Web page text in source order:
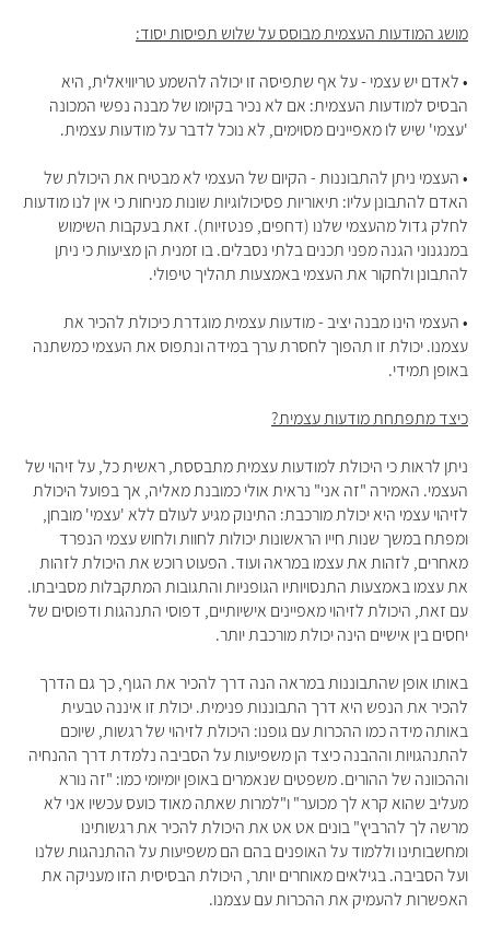
מושג המודעות העצמית מבוסס על שלוש תפיסות יסוד:
• לאדם יש עצמי - על אף שתפיסה זו יכולה להשמע טריוויאלית, היא
הבסיס למודעות העצמית: אם לא נכיר בקיומו של מבנה נפשי המכונה
'עצמי' שיש לו מאפיינים מסוימים, לא נוכל לדבר על מודעות עצמית.
• העצמי ניתן להתבוננות - הקיום של העצמי לא מבטיח את היכולת של
האדם להתבונן עליו: תיאוריות פסיכולוגיות שונות מניחות כי אין לנו מודעות
לחלק גדול מהעצמי שלנו (דחפים, פנטזיות). זאת בעקבות השימוש
במנגנוני הגנה מפני תכנים בלתי נסבלים. בו זמנית הן מציעות כי ניתן
להתבונן ולחקור את העצמי באמצעות תהליך טיפולי.
• העצמי הינו מבנה יציב - מודעות עצמית מוגדרת כיכולת להכיר את
עצמנו. יכולת זו תהפוך לחסרת ערך במידה ונתפוס את העצמי כמשתנה
באופן תמידי.
כיצד מתפתחת מודעות עצמית?
ניתן לראות כי היכולת למודעות עצמית מתבססת, ראשית כל, על זיהוי של
העצמי. האמירה "זה אני" נראית אולי כמובנת מאליה, אך בפועל היכולת
לזיהוי עצמי היא יכולת מורכבת: התינוק מגיע לעולם ללא 'עצמי' מובחן,
ומפתח במשך שנות חייו הראשונות יכולות לחוות ולחוש עצמי הנפרד
מאחרים, לזהות את עצמו במראה ועוד. הפעוט רוכש את היכולת לזהות
את עצמו באמצעות התנסויותיו הגופניות והתגובות המתקבלות מסביבתו.
עם זאת, היכולת לזיהוי מאפיינים אישיותיים, דפוסי התנהגות ודפוסים של
יחסים בין אישיים הינה יכולת מורכבת יותר.
באותו אופן שהתבוננות במראה הנה דרך להכיר את הגוף, כך גם הדרך
להכיר את הנפש היא דרך התבוננות פנימית. יכולת זו איננה טבעית
באותה מידה כמו ההכרות עם גופנו: היכולת לזיהוי של רגשות, שיוכם
להתנהגויות וההבנה כיצד הן משפיעות על הסביבה נלמדת דרך ההנחיה
וההכוונה של ההורים. משפטים שנאמרים באופן יומיומי כמו: "זה נורא
מעליב שהוא קרא לך מכוער" ו"למרות שאתה מאוד כועס עכשיו אני לא
מרשה לך להרביץ" בונים אט אט את היכולת להכיר את רגשותינו
ומחשבותינו וללמוד על האופנים בהם הם משפיעות על ההתנהגות שלנו
ועל הסביבה. בגילאים מאוחרים יותר, היכולת הבסיסית הזו מעניקה את
האפשרות להעמיק את ההכרות עם עצמנו.